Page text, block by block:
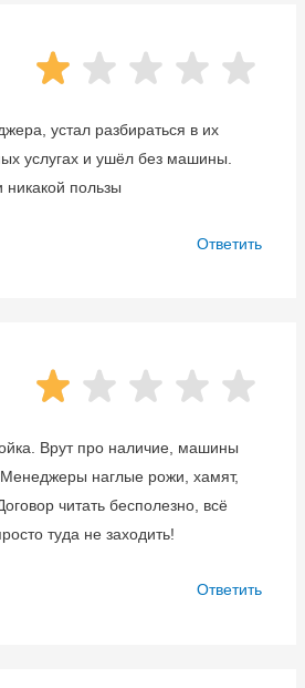
устал разбираться в их
услугах и ушёл без машины.
никакой пользы
Ответить
Врут про наличие, машины
наглые рожи, хамят,
читать бесполезно, всё
туда не заходить!
Ответить